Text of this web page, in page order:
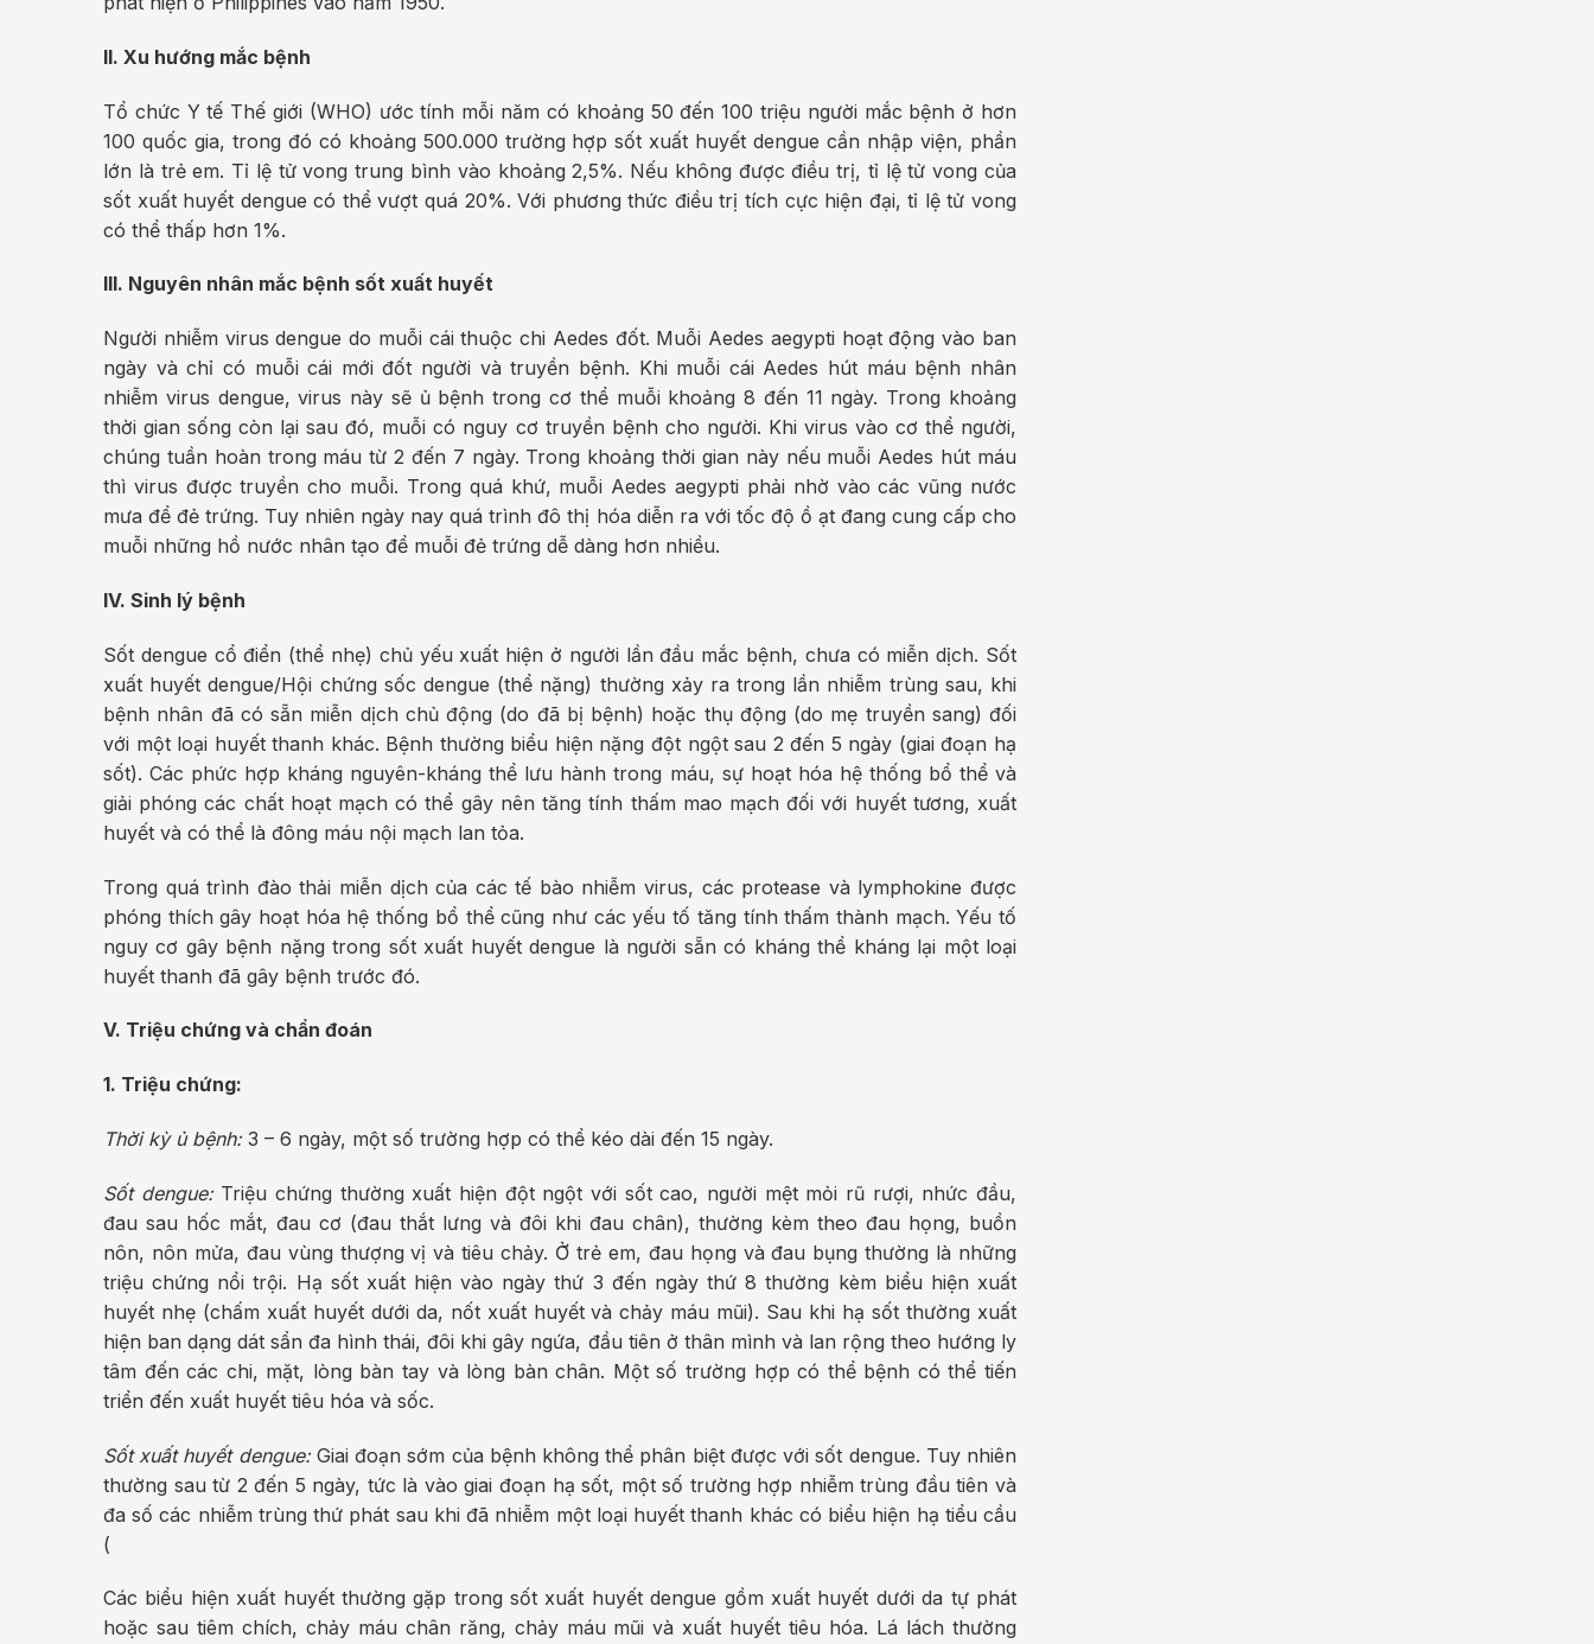
II. Xu hướng mắc bệnh
Tổ chức Y tế Thế giới (WHO) ước tính mỗi năm có khoảng 50 đến 100 triệu người mắc bệnh ở hơn
100 quốc gia, trong đó có khoảng 500.000 trường hợp sốt xuất huyết dengue cần nhập viện, phần
lớn là trẻ em. Tỉ lệ tử vong trung bình vào khoảng 2,5%. Nếu không được điều trị, tỉ lệ tử vong của
sốt xuất huyết dengue có thể vượt quá 20%. Với phương thức điều trị tích cực hiện đại, tỉ lệ tử vong
có thể thấp hơn 1%.
III. Nguyên nhân mắc bệnh sốt xuất huyết
Người nhiễm virus dengue do muỗi cái thuộc chi Aedes đốt. Muỗi Aedes aegypti hoạt động vào ban
ngày và chỉ có muỗi cái mới đốt người và truyền bệnh. Khi muỗi cái Aedes hút máu bệnh nhân
nhiễm virus dengue, virus này sẽ ủ bệnh trong cơ thể muỗi khoảng 8 đến 11 ngày. Trong khoảng
thời gian sống còn lại sau đó, muỗi có nguy cơ truyền bệnh cho người. Khi virus vào cơ thể người,
chúng tuần hoàn trong máu từ 2 đến 7 ngày. Trong khoảng thời gian này nếu muỗi Aedes hút máu
thì virus được truyền cho muỗi. Trong quá khứ, muỗi Aedes aegypti phải nhờ vào các vũng nước
mưa để đẻ trứng. Tuy nhiên ngày nay quá trình đô thị hóa diễn ra với tốc độ ồ ạt đang cung cấp cho
muỗi những hồ nước nhân tạo để muỗi đẻ trứng dễ dàng hơn nhiều.
IV. Sinh lý bệnh
Sốt dengue cổ điển (thể nhẹ) chủ yếu xuất hiện ở người lần đầu mắc bệnh, chưa có miễn dịch. Sốt
xuất huyết dengue/Hội chứng sốc dengue (thể nặng) thường xảy ra trong lần nhiễm trùng sau, khi
bệnh nhân đã có sẵn miễn dịch chủ động (do đã bị bệnh) hoặc thụ động (do mẹ truyền sang) đối
với một loại huyết thanh khác. Bệnh thường biểu hiện nặng đột ngột sau 2 đến 5 ngày (giai đoạn hạ
sốt). Các phức hợp kháng nguyên-kháng thể lưu hành trong máu, sự hoạt hóa hệ thống bổ thể và
giải phóng các chất hoạt mạch có thể gây nên tăng tính thấm mao mạch đối với huyết tương, xuất
huyết và có thể là đông máu nội mạch lan tỏa.
Trong quá trình đào thải miễn dịch của các tế bào nhiễm virus, các protease và lymphokine được
phóng thích gây hoạt hóa hệ thống bổ thể cũng như các yếu tố tăng tính thấm thành mạch. Yếu tố
nguy cơ gây bệnh nặng trong sốt xuất huyết dengue là người sẵn có kháng thể kháng lại một loại
huyết thanh đã gây bệnh trước đó.
V. Triệu chứng và chẩn đoán
1. Triệu chứng:
Thời kỳ ủ bệnh:3 – 6 ngày, một số trường hợp có thể kéo dài đến 15 ngày.
Sốt dengue: Triệu chứng thường xuất hiện đột ngột với sốt cao, người mệt mỏi rũ rượi, nhức đầu,
đau sau hốc mắt, đau cơ (đau thắt lưng và đôi khi đau chân), thường kèm theo đau họng, buồn
nôn, nôn mửa, đau vùng thượng vị và tiêu chảy. Ở trẻ em, đau họng và đau bụng thường là những
triệu chứng nổi trội. Hạ sốt xuất hiện vào ngày thứ 3 đến ngày thứ 8 thường kèm biểu hiện xuất
huyết nhẹ (chấm xuất huyết dưới da, nốt xuất huyết và chảy máu mũi). Sau khi hạ sốt thường xuất
hiện ban dạng dát sẩn đa hình thái, đôi khi gây ngứa, đầu tiên ở thân mình và lan rộng theo hướng ly
tâm đến các chi, mặt, lòng bàn tay và lòng bàn chân. Một số trường hợp có thể bệnh có thể tiến
triển đến xuất huyết tiêu hóa và sốc.
Sốt xuất huyết dengue: Giai đoạn sớm của bệnh không thể phân biệt được với sốt dengue. Tuy nhiên
thường sau từ 2 đến 5 ngày, tức là vào giai đoạn hạ sốt, một số trường hợp nhiễm trùng đầu tiên và
đa số các nhiễm trùng thứ phát sau khi đã nhiễm một loại huyết thanh khác có biểu hiện hạ tiểu cầu
(
Các biểu hiện xuất huyết thường gặp trong sốt xuất huyết dengue gồm xuất huyết dưới da tự phát
hoặc sau tiêm chích, chảy máu chân răng, chảy máu mũi và xuất huyết tiêu hóa. Lá lách thường